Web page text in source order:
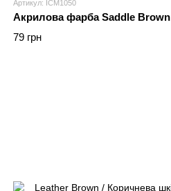
Артикул: ICM1050
Акрилова фарба Saddle Brown
79 грн